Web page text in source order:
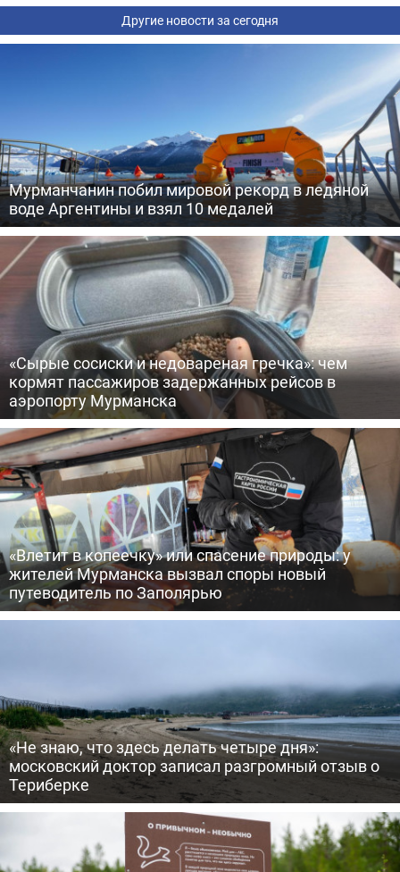
Другие новости за сегодня
Мурманчанин побил мировой рекорд в ледяной
воде Аргентины и взял 10 медалей
«Сырые сосиски и недовареная гречка»: чем
кормят пассажиров задержанных рейсов в
аэропорту Мурманска
«Влетит в копеечку» или спасение природы: у
жителей Мурманска вызвал споры новый
путеводитель по Заполярью
«Не знаю, что здесь делать четыре дня»:
московский доктор записал разгромный отзыв о
Териберке